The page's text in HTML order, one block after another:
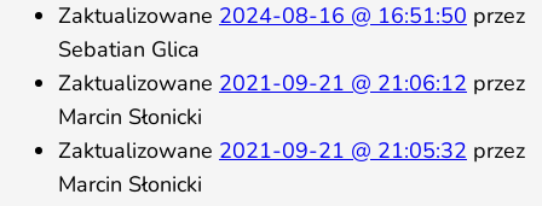
Zaktualizowane 2024-08-16 @ 16:51:50 przez
Sebatian Glica
Zaktualizowane 2021-09-21 @ 21:06:12 przez
Marcin Słonicki
Zaktualizowane 2021-09-21 @ 21:05:32 przez
Marcin Słonicki